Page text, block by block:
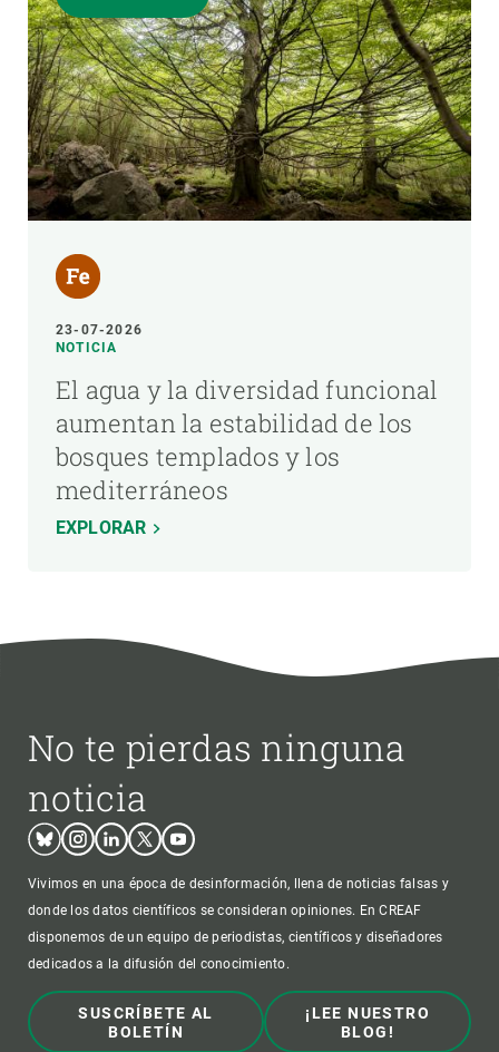
23-07-2026
NOTICIA
El agua y la diversidad funcional
aumentan la estabilidad de los
bosques templados y los
mediterráneos
EXPLORAR
No te pierdas ninguna
noticia
BlueskyInstagram
LinkedinTwitterYoutube
Vivimos en una época de desinformación, llena de noticias falsas y
donde los datos científicos se consideran opiniones. En CREAF
disponemos de un equipo de periodistas, científicos y diseñadores
dedicados a la difusión del conocimiento.
SUSCRÍBETE AL
BOLETÍN
¡LEE NUESTRO
BLOG!